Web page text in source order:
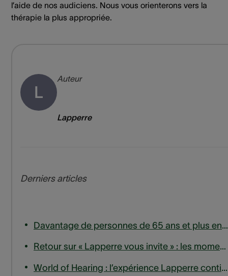
l’aide de nos audiciens. Nous vous orienterons vers la
thérapie la plus appropriée.
L
Auteur
Lapperre
Derniers articles
Davantage de personnes de 65 ans et plus entrent en ligne de compte pour un remboursement des appareils auditifs
Retour sur « Lapperre vous invite » : les moments forts de notre session d'experts sur les acouphènes
World of Hearing : l’expérience Lapperre continue de s’étendre, jusqu’en Wallonie.